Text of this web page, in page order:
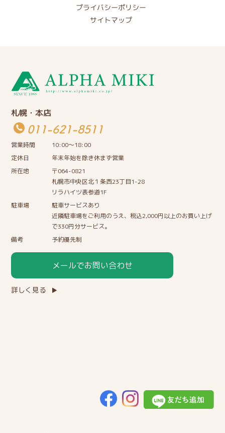
プライバシーポリシー
サイトマップ
札幌・本店
011-621-8511
営業時間
10:00〜18:00
定休日
年末年始を除き休まず営業
所在地
〒064-0821
札幌市中央区北１条西23丁目1-28
リラハイツ表参道1F
駐車場
駐車サービスあり
近隣駐車場をご利用のうえ、税込2,000円以上のお買い上げ
で330円分サービス。
備考
予約優先制
メールでお問い合わせ
詳しく見る